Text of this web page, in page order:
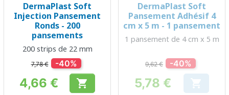
DermaPlast Soft
Injection Pansement
Ronds - 200
pansements
200 strips de 22 mm
7,78 € -40%
Prix
4,66 € 
DermaPlast Soft
Pansement Adhésif 4
cm x 5 m - 1 pansement
1 pansement de 4 cm x 5 m
9,62 € -40%
5,78 € 